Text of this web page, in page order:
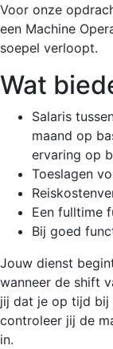
Voor onze
een Machine
soepel verloopt.
Wat
Salaris
maand op
ervaring op
Toeslagen
Een fulltime
Bij goed
Jouw dienst
wanneer de shift
jij dat je op tijd bij
controleer jij de
in.